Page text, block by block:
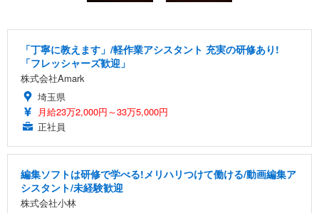
「丁寧に教えます」/軽作業アシスタント 充実の研修あり!
「フレッシャーズ歓迎」
株式会社Amark
埼玉県
月給23万2,000円～33万5,000円
正社員
編集ソフトは研修で学べる!メリハリつけて働ける/動画編集ア
シスタント/未経験歓迎
株式会社小林